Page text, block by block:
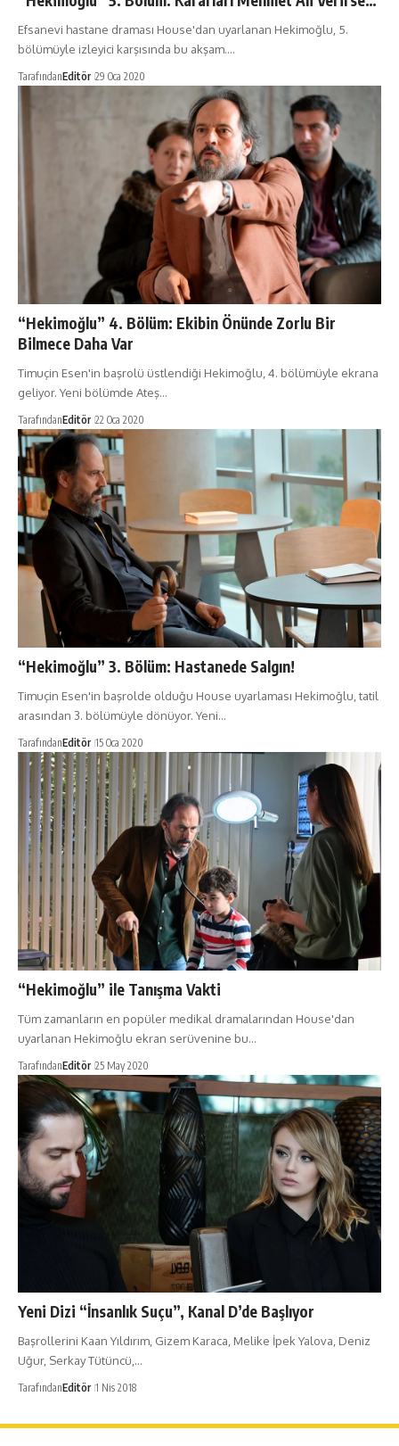
Efsanevi hastane draması House'dan uyarlanan Hekimoğlu, 5.
bölümüyle izleyici karşısında bu akşam.…
TarafındanEditör 29 Oca 2020
“Hekimoğlu” 4. Bölüm: Ekibin Önünde Zorlu Bir
Bilmece Daha Var
Timuçin Esen'in başrolü üstlendiği Hekimoğlu, 4. bölümüyle ekrana
geliyor. Yeni bölümde Ateş…
TarafındanEditör 22 Oca 2020
“Hekimoğlu” 3. Bölüm: Hastanede Salgın!
Timuçin Esen'in başrolde olduğu House uyarlaması Hekimoğlu, tatil
arasından 3. bölümüyle dönüyor. Yeni…
TarafındanEditör 15 Oca 2020
“Hekimoğlu” ile Tanışma Vakti
Tüm zamanların en popüler medikal dramalarından House'dan
uyarlanan Hekimoğlu ekran serüvenine bu…
TarafındanEditör 25 May 2020
Yeni Dizi “İnsanlık Suçu”, Kanal D’de Başlıyor
Başrollerini Kaan Yıldırım, Gizem Karaca, Melike İpek Yalova, Deniz
Uğur, Serkay Tütüncü,…
TarafındanEditör 1 Nis 2018